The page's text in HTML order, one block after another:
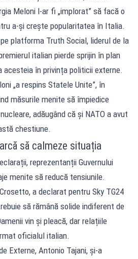
Meloni l-ar fi „implorat” să facă o
a-și crește popularitatea în Italia.
platforma Truth Social, liderul de la
italian pierde sprijin în plan
în privința politicii externe.
„a respins Statele Unite”, în
măsurile menite să împiedice
adăugând că și NATO a avut
chestiune.
să calmeze situația
reprezentanții Guvernului
menite să reducă tensiunile.
a declarat pentru Sky TG24
să rămână solide indiferent de
vin și pleacă, dar relațiile
oficialul italian.
Externe, Antonio Tajani, și-a